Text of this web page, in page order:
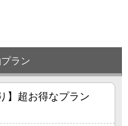
ラン
】超お得なプラン